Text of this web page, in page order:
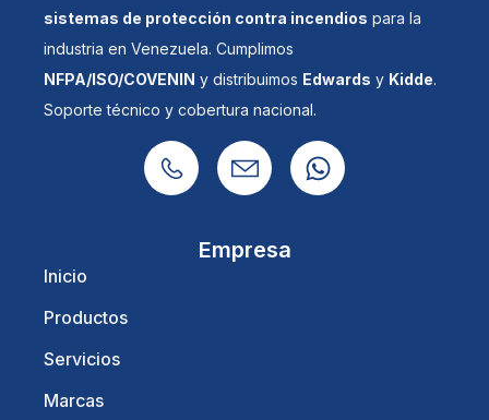
sistemas de protección contra incendios para la
industria en Venezuela. Cumplimos
NFPA/ISO/COVENIN y distribuimos Edwards y Kidde.
Soporte técnico y cobertura nacional.
Empresa
Inicio
Productos
Servicios
Marcas